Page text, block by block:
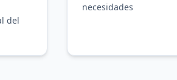
del
necesidades